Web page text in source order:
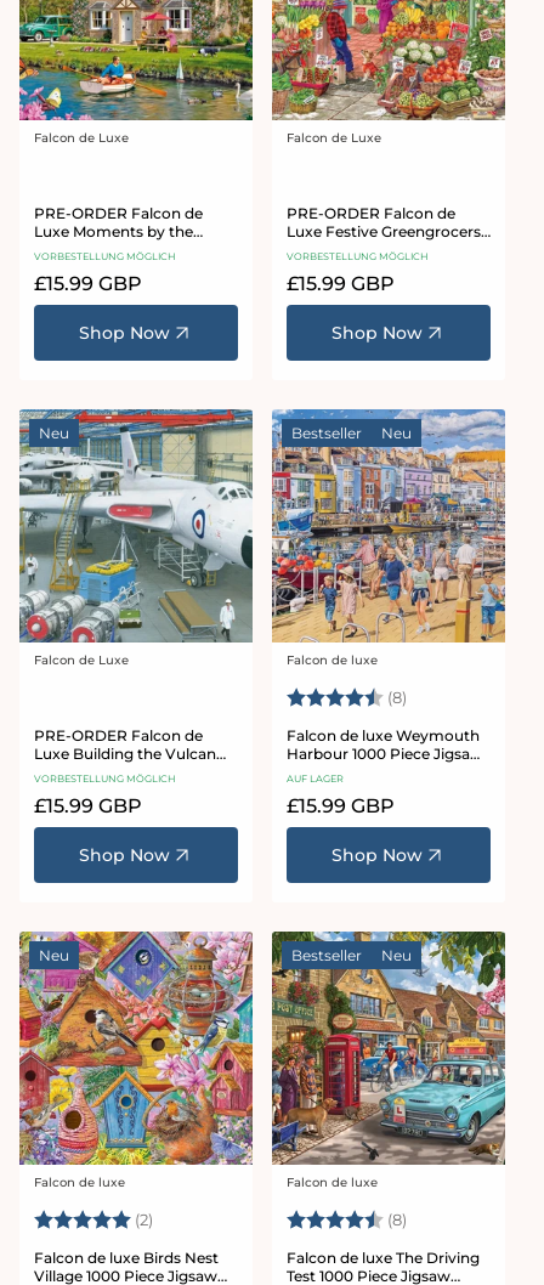
Anbieter:
Falcon de Luxe
PRE-ORDER Falcon de
Luxe Moments by the
Water 1000 Piece Jigsaw
VORBESTELLUNG MÖGLICH
Normaler
Preis
£15.99 GBP
Shop Now
Anbieter:
Falcon de Luxe
PRE-ORDER Falcon de
Luxe Festive Greengrocers
1000 Piece Jigsaw Puzzle
VORBESTELLUNG MÖGLICH
Normaler
Preis
£15.99 GBP
Shop Now
Neu
Anbieter:
Falcon de Luxe
PRE-ORDER Falcon de
Luxe Building the Vulcan
1000 Piece Jigsaw Puzzle
VORBESTELLUNG MÖGLICH
Normaler
Preis
£15.99 GBP
Shop Now
Bestseller Neu
Anbieter:
Falcon de luxe
Bewertung:(8)
Falcon de luxe Weymouth
Harbour 1000 Piece Jigsaw
Puzzle
AUF LAGER
Normaler
Preis
£15.99 GBP
Shop Now
Neu
Anbieter:
Falcon de luxe
Bewertung:(2) 5.0 von 5 Sternen
Falcon de luxe Birds Nest
Village 1000 Piece Jigsaw
Bestseller Neu
Anbieter:
Falcon de luxe
Bewertung:(8)
Falcon de luxe The Driving
Test 1000 Piece Jigsaw